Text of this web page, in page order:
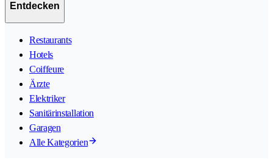
Entdecken
Restaurants
Hotels
Coiffeure
Ärzte
Elektriker
Sanitärinstallation
Garagen
Alle Kategorien